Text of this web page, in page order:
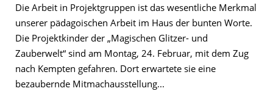
Die Arbeit in Projektgruppen ist das wesentliche Merkmal
unserer pädagoischen Arbeit im Haus der bunten Worte.
Die Projektkinder der „Magischen Glitzer- und
Zauberwelt“ sind am Montag, 24. Februar, mit dem Zug
nach Kempten gefahren. Dort erwartete sie eine
bezaubernde Mitmachausstellung...